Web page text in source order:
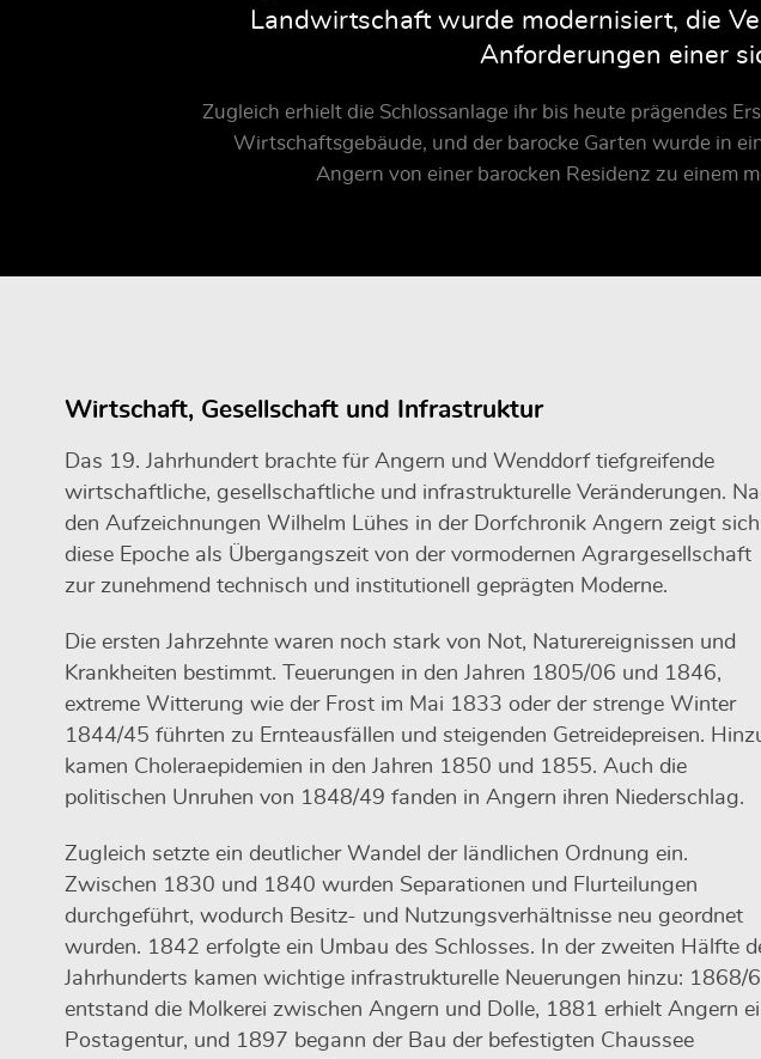
Landwirtschaft wurde modernisiert, die
Anforderungen einer
Zugleich erhielt die Schlossanlage ihr bis heute prägendes
Wirtschaftsgebäude, und der barocke Garten wurde in
Angern von einer barocken Residenz zu einem
Wirtschaft, Gesellschaft und Infrastruktur
Das 19. Jahrhundert brachte für Angern und Wenddorf tiefgreifende
wirtschaftliche, gesellschaftliche und infrastrukturelle Veränderungen.
den Aufzeichnungen Wilhelm Lühes in der Dorfchronik Angern zeigt sich
diese Epoche als Übergangszeit von der vormodernen Agrargesellschaft
zur zunehmend technisch und institutionell geprägten Moderne.
Die ersten Jahrzehnte waren noch stark von Not, Naturereignissen und
Krankheiten bestimmt. Teuerungen in den Jahren 1805/06 und 1846,
extreme Witterung wie der Frost im Mai 1833 oder der strenge Winter
1844/45 führten zu Ernteausfällen und steigenden Getreidepreisen.
kamen Choleraepidemien in den Jahren 1850 und 1855. Auch die
politischen Unruhen von 1848/49 fanden in Angern ihren Niederschlag.
Zugleich setzte ein deutlicher Wandel der ländlichen Ordnung ein.
Zwischen 1830 und 1840 wurden Separationen und Flurteilungen
durchgeführt, wodurch Besitz- und Nutzungsverhältnisse neu geordnet
wurden. 1842 erfolgte ein Umbau des Schlosses. In der zweiten Hälfte
Jahrhunderts kamen wichtige infrastrukturelle Neuerungen hinzu: 1868/
entstand die Molkerei zwischen Angern und Dolle, 1881 erhielt Angern
Postagentur, und 1897 begann der Bau der befestigten Chaussee